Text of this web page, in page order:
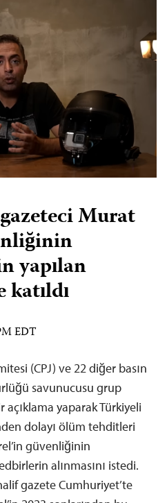
Murat
yapılan
katıldı
EDT
(CPJ) ve 22 diğer basın
savunucusu grup
yaparak Türkiyeli
dolayı ölüm tehditleri
güvenliğinin
alınmasını istedi.
gazete Cumhuriyet’te